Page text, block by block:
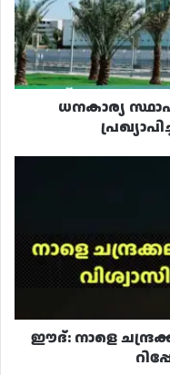
പ്രഖ്യാപിച്ച്
സെൻട്രൽ
ബാങ്ക്
ധനകാര്യ
ഔഖാഫിൽ
റിപ്പോർട്ട്
ചെയ്യണം
ഈദ്: നാളെ